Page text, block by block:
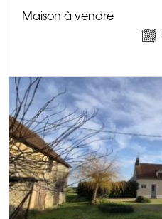
Maison à vendre
DÉCOUVRIR CE BIEN